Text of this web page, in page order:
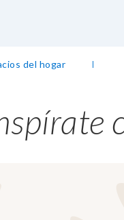
del hogar